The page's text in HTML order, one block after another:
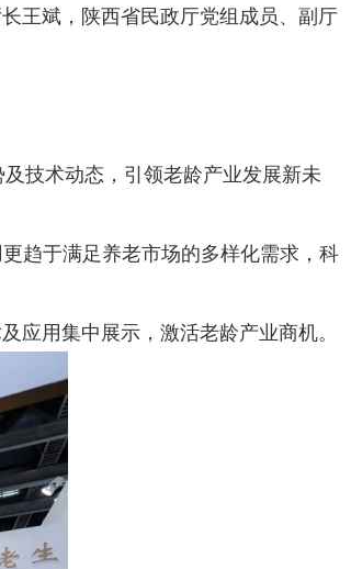
王斌，陕西省民政厅党组成员、副厅
技术动态，引领老龄产业发展新未
趋于满足养老市场的多样化需求，科
用集中展示，激活老龄产业商机。